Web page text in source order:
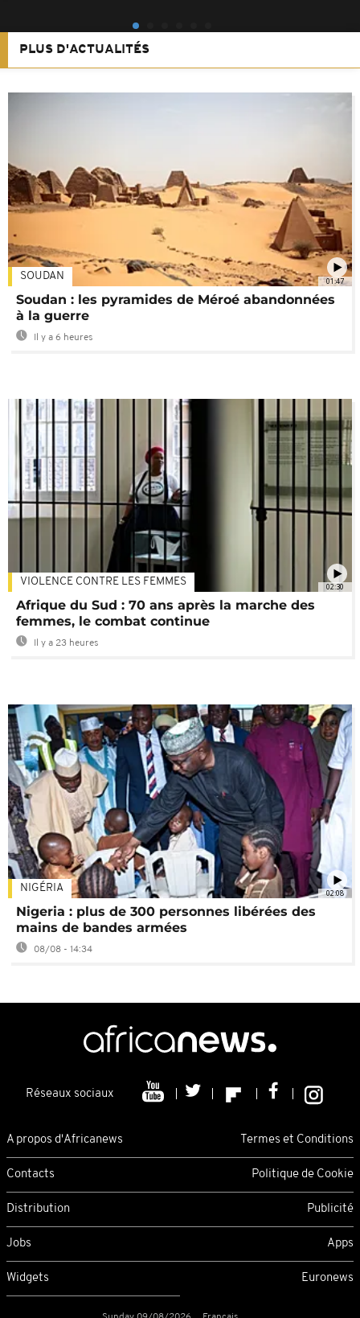
PLUS D'ACTUALITÉS
01:47
SOUDAN
Soudan : les pyramides de Méroé abandonnées
à la guerre
Il y a 6 heures
02:30
VIOLENCE CONTRE LES FEMMES
Afrique du Sud : 70 ans après la marche des
femmes, le combat continue
Il y a 23 heures
02:08
NIGÉRIA
Nigeria : plus de 300 personnes libérées des
mains de bandes armées
08/08 - 14:34
Réseaux sociaux
A propos d'Africanews Termes et Conditions
Contacts Politique de Cookie
Distribution Publicité
Jobs Apps
Widgets Euronews